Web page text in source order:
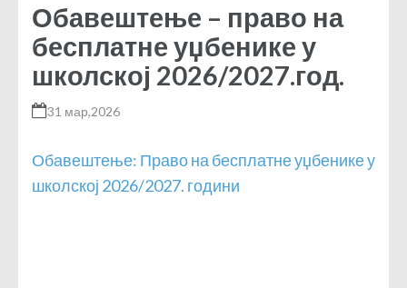
Обавештење – право на
бесплатне уџбенике у
школској 2026/2027.год.
31 мар,2026
Обавештење: Право на бесплатне уџбенике у
школској 2026/2027. години